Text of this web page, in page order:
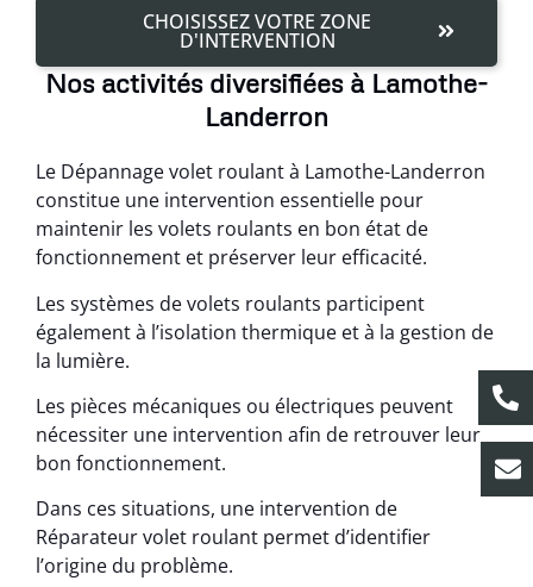
CHOISISSEZ VOTRE ZONE
D'INTERVENTION
Nos activités diversifiées à Lamothe-
Landerron
Le Dépannage volet roulant à Lamothe-Landerron
constitue une intervention essentielle pour
maintenir les volets roulants en bon état de
fonctionnement et préserver leur efficacité.
Les systèmes de volets roulants participent
également à l’isolation thermique et à la gestion de
la lumière.
Les pièces mécaniques ou électriques peuvent
nécessiter une intervention afin de retrouver leur
bon fonctionnement.
Dans ces situations, une intervention de
Réparateur volet roulant permet d’identifier
l’origine du problème.